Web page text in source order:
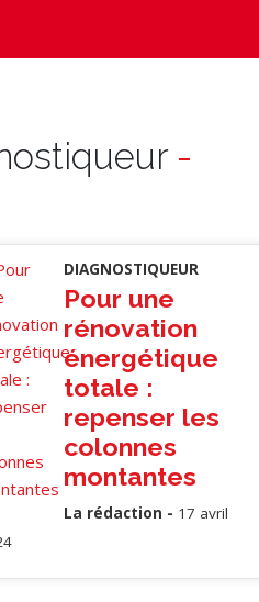
-
DIAGNOSTIQUEUR
Pour une
rénovation
énergétique
totale :
repenser les
colonnes
montantes
La rédaction - 17 avril